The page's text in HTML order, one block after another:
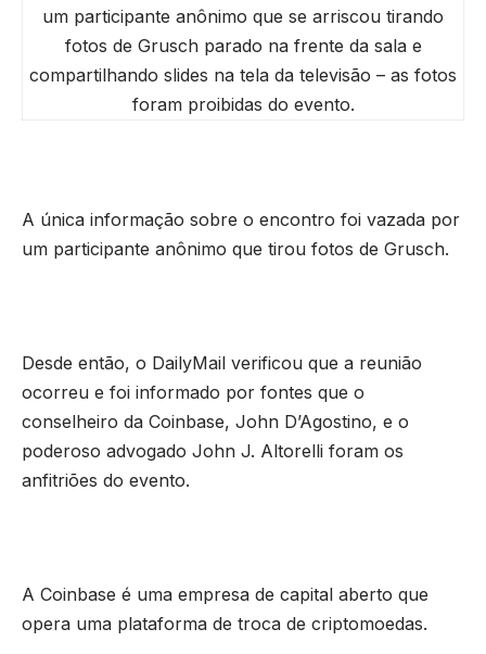
um participante anônimo que se arriscou tirando
fotos de Grusch parado na frente da sala e
compartilhando slides na tela da televisão – as fotos
foram proibidas do evento.
A única informação sobre o encontro foi vazada por
um participante anônimo que tirou fotos de Grusch.
Desde então, o DailyMail verificou que a reunião
ocorreu e foi informado por fontes que o
conselheiro da Coinbase, John D’Agostino, e o
poderoso advogado John J. Altorelli foram os
anfitriões do evento.
A Coinbase é uma empresa de capital aberto que
opera uma plataforma de troca de criptomoedas.